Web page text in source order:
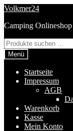
Zur
springen
Zum
springen
Volkmer24
Camping Onlineshop
Suchen
nach:
Menü
Startseite
Impressum
AGB
Warenkorb
Kasse
Mein Konto